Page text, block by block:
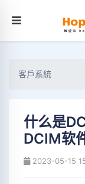
客戶系統
什么是
DCIM软
2023-05-15